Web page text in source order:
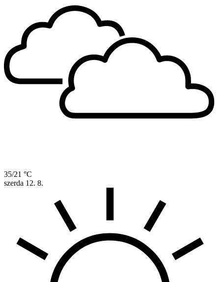
35/21 °C
szerda 12. 8.